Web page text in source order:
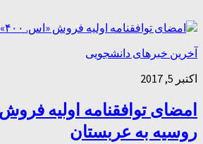
آخرین خبرهای دانشجویی
اکتبر 5, 2017
روسیه به عربستان